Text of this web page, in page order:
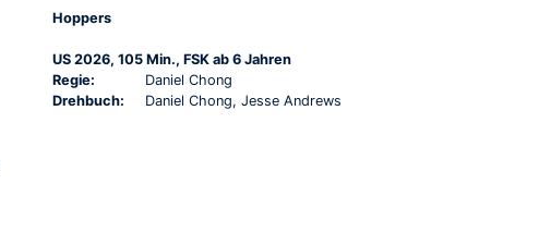
Hoppers
US 2026, 105 Min., FSK ab 6 Jahren
Regie:
Daniel Chong
Drehbuch:
Daniel Chong, Jesse Andrews